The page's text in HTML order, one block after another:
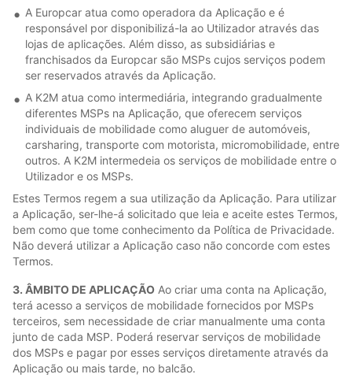
A Europcar atua como operadora da Aplicação e é
responsável por disponibilizá-la ao Utilizador através das
lojas de aplicações. Além disso, as subsidiárias e
franchisados da Europcar são MSPs cujos serviços podem
ser reservados através da Aplicação.
A K2M atua como intermediária, integrando gradualmente
diferentes MSPs na Aplicação, que oferecem serviços
individuais de mobilidade como aluguer de automóveis,
carsharing, transporte com motorista, micromobilidade, entre
outros. A K2M intermedeia os serviços de mobilidade entre o
Utilizador e os MSPs.
Estes Termos regem a sua utilização da Aplicação. Para utilizar
a Aplicação, ser-lhe-á solicitado que leia e aceite estes Termos,
bem como que tome conhecimento da Política de Privacidade.
Não deverá utilizar a Aplicação caso não concorde com estes
Termos.
3. ÂMBITO DE APLICAÇÃO Ao criar uma conta na Aplicação,
terá acesso a serviços de mobilidade fornecidos por MSPs
terceiros, sem necessidade de criar manualmente uma conta
junto de cada MSP. Poderá reservar serviços de mobilidade
dos MSPs e pagar por esses serviços diretamente através da
Aplicação ou mais tarde, no balcão.